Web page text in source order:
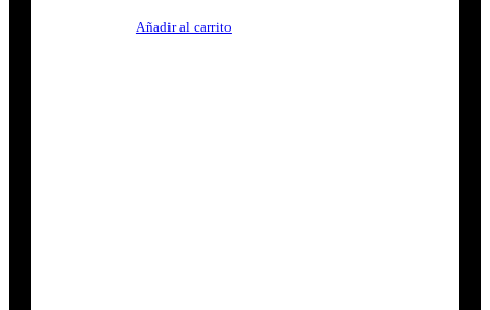
Añadir al carrito